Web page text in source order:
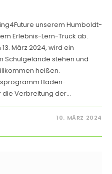
unserem Humboldt-
Erlebnis-Lern-Truck ab.
März 2024, wird ein
Schulgelände stehen und
heißen.
Baden-
die Verbreitung der…
10. MÄRZ 2024